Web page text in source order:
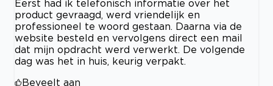
Eerst had ik telefonisch informatie over het
product gevraagd, werd vriendelijk en
professioneel te woord gestaan. Daarna via de
website besteld en vervolgens direct een mail
dat mijn opdracht werd verwerkt. De volgende
dag was het in huis, keurig verpakt.
Beveelt aan